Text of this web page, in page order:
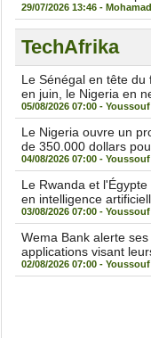
29/07/2026 13:46 -
TechAfrika
Le Sénégal en tête du
en juin, le Nigeria en
05/08/2026 07:00 -
Le Nigeria ouvre un
de 350.000 dollars
04/08/2026 07:00 -
Le Rwanda et
en intelligence
03/08/2026 07:00 -
Wema Bank alerte
applications visant
02/08/2026 07:00 -